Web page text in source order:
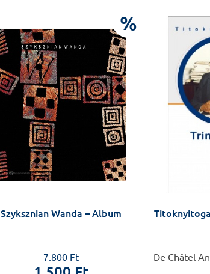
%
Szyksznian Wanda – Album
7.800 Ft
De Châtel